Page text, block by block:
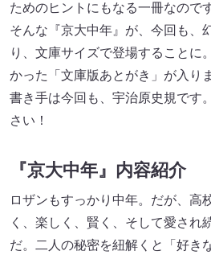
ためのヒントにもなる一冊なのです
そんな『京大中年』が、今回も、
り、文庫サイズで登場することに
かった「文庫版あとがき」が入り
書き手は今回も、宇治原史規です
さい！
『京大中年』内容紹介
ロザンもすっかり中年。だが、高
く、楽しく、賢く、そして愛され
だ。二人の秘密を紐解くと「好き